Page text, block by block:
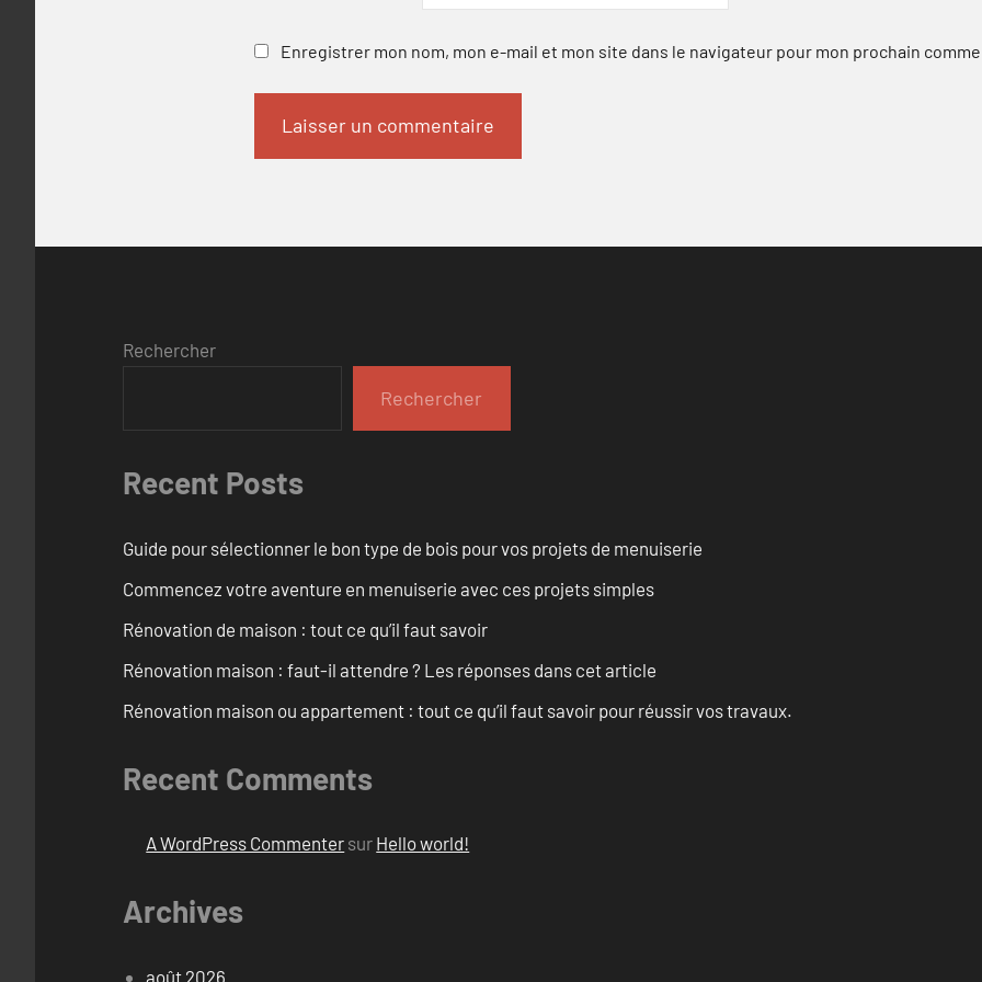
Enregistrer mon nom, mon e-mail et mon site dans le navigateur pour mon prochain
Rechercher
Rechercher
Recent Posts
Guide pour sélectionner le bon type de bois pour vos projets de menuiserie
Commencez votre aventure en menuiserie avec ces projets simples
Rénovation de maison : tout ce qu’il faut savoir
Rénovation maison : faut-il attendre ? Les réponses dans cet article
Rénovation maison ou appartement : tout ce qu’il faut savoir pour réussir vos travaux.
Recent Comments
A WordPress Commenter sur Hello world!
Archives
août 2026